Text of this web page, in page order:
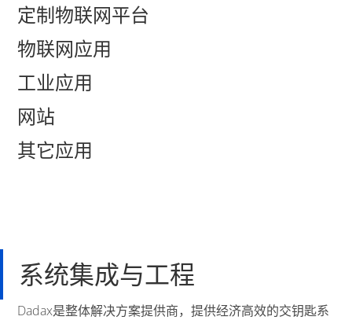
定制物联网平台
物联网应用
工业应用
网站
其它应用
系统集成与工程
Dadax是整体解决方案提供商，提供经济高效的交钥匙系